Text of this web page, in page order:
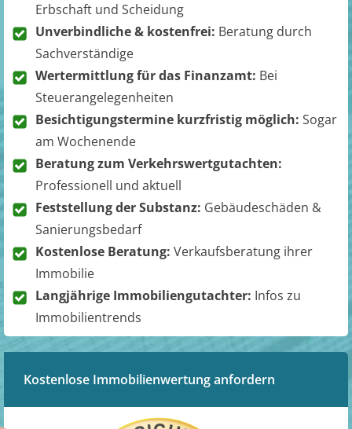
Erbschaft und Scheidung
Unverbindliche & kostenfrei: Beratung durch
Sachverständige
Wertermittlung für das Finanzamt: Bei
Steuerangelegenheiten
Besichtigungstermine kurzfristig möglich: Sogar
am Wochenende
Beratung zum Verkehrswertgutachten:
Professionell und aktuell
Feststellung der Substanz: Gebäudeschäden &
Sanierungsbedarf
Kostenlose Beratung: Verkaufsberatung ihrer
Immobilie
Langjährige Immobiliengutachter: Infos zu
Immobilientrends
Kostenlose Immobilienwertung anfordern